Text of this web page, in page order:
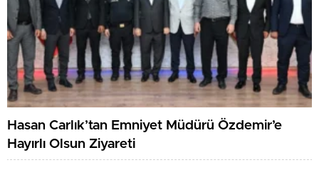
Hasan Carlık’tan Emniyet Müdürü Özdemir’e
Hayırlı Olsun Ziyareti